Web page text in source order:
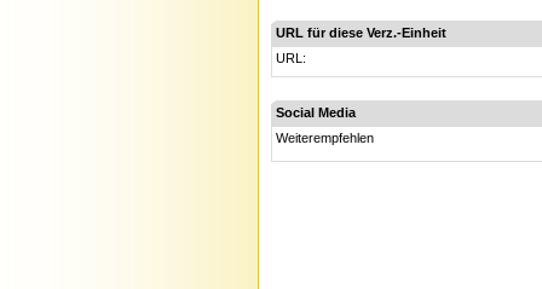
URL für diese Verz.-Einheit
URL:
Social Media
Weiterempfehlen